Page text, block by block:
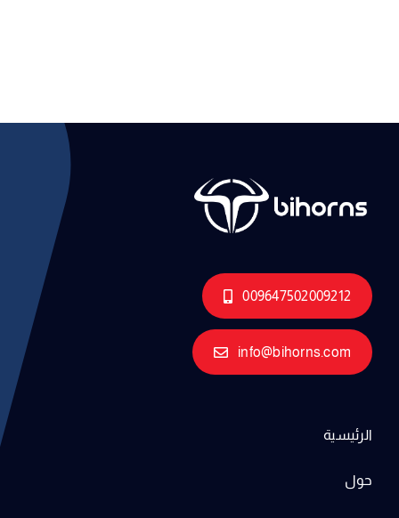
009647502009212
info@bihorns.com
الرئيسية
حول